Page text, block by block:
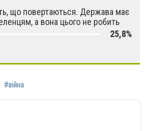
що повертаються. Держава має
а вона цього не робить
25,8%
#війна